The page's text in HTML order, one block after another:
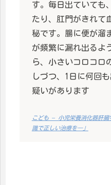
す。毎日出ていても
たり、肛門がきれて
秘です。腸に便が溜
が頻繁に漏れ出るよ
ら、小さいコロコロ
しづつ、1日に何回
疑いがあります
こども – 小児栄養消化器肝
識で正しい治療を―」